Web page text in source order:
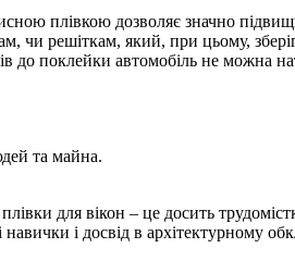
плівкою дозволяє значно
чи решіткам, який, при цьому,
до поклейки автомобіль не можна
та майна.
для вікон – це досить
і досвід в архітектурному